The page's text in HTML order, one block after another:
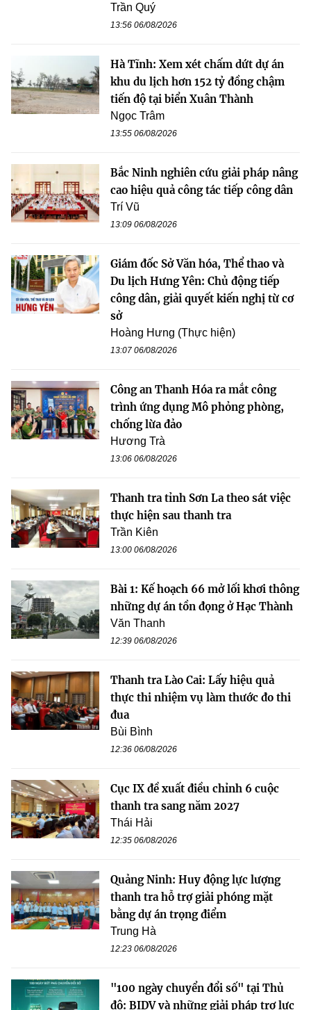
Trần Quý
13:56 06/08/2026
Hà Tĩnh: Xem xét chấm dứt dự án
khu du lịch hơn 152 tỷ đồng chậm
tiến độ tại biển Xuân Thành
Ngọc Trâm
13:55 06/08/2026
Bắc Ninh nghiên cứu giải pháp nâng
cao hiệu quả công tác tiếp công dân
Trí Vũ
13:09 06/08/2026
Giám đốc Sở Văn hóa, Thể thao và
Du lịch Hưng Yên: Chủ động tiếp
công dân, giải quyết kiến nghị từ cơ
sở
Hoàng Hưng (Thực hiện)
13:07 06/08/2026
Công an Thanh Hóa ra mắt công
trình ứng dụng Mô phỏng phòng,
chống lừa đảo
Hương Trà
13:06 06/08/2026
Thanh tra tỉnh Sơn La theo sát việc
thực hiện sau thanh tra
Trần Kiên
13:00 06/08/2026
Bài 1: Kế hoạch 66 mở lối khơi thông
những dự án tồn đọng ở Hạc Thành
Văn Thanh
12:39 06/08/2026
Thanh tra Lào Cai: Lấy hiệu quả
thực thi nhiệm vụ làm thước đo thi
đua
Bùi Bình
12:36 06/08/2026
Cục IX đề xuất điều chỉnh 6 cuộc
thanh tra sang năm 2027
Thái Hải
12:35 06/08/2026
Quảng Ninh: Huy động lực lượng
thanh tra hỗ trợ giải phóng mặt
bằng dự án trọng điểm
Trung Hà
12:23 06/08/2026
"100 ngày chuyển đổi số" tại Thủ
đô: BIDV và những giải pháp trợ lực